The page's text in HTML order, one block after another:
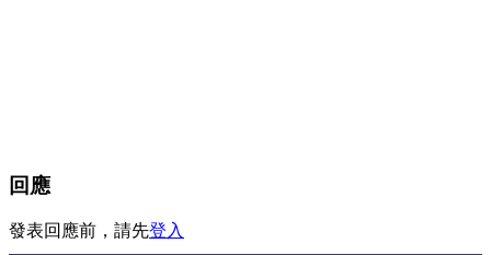
回應
發表回應前，請先登入